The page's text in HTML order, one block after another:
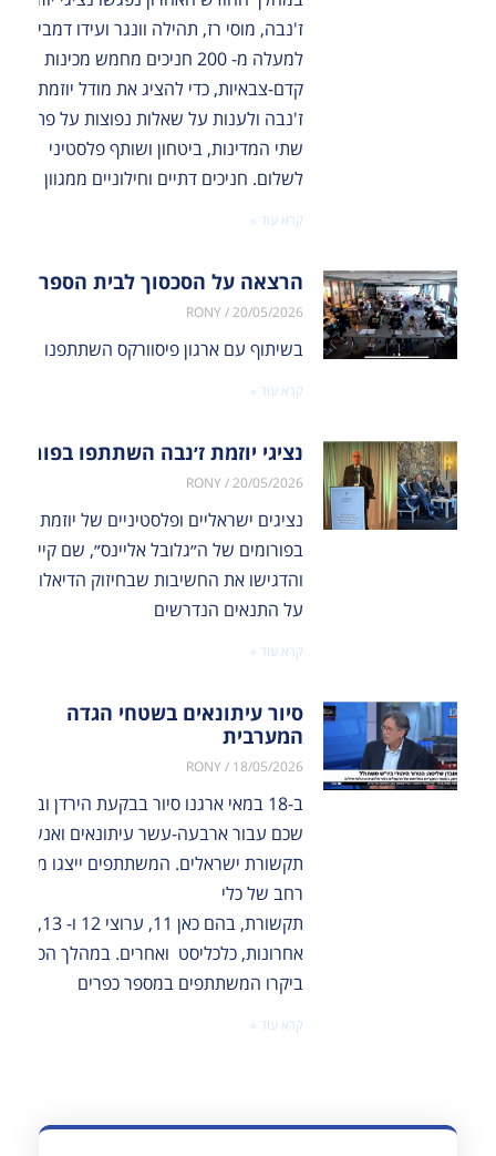
ז'נבה, מוסי רז, תהילה וונגר ועידו דמבין, עם
למעלה מ- 200 חניכים מחמש מכינות
קדם-צבאיות, כדי להציג את מודל יוזמת
ז'נבה ולענות על שאלות נפוצות על פתרון
שתי המדינות, ביטחון ושותף פלסטיני
לשלום. חניכים דתיים וחילוניים ממגוון
קרא עוד »
הרצאה על הסכסוך לבית הספר “טק
RONY 20/05/2026
בשיתוף עם ארגון פיסוורקס השתתפנו במפגש מקוון משותף, שחיבר בין פעילי שלום ישראלים ופלסטינים לבין 40 תלמידים מבית הספר טק ואלי
קרא עוד »
נציגי יוזמת ז׳נבה השתתפו
RONY 20/05/2026
נציגים ישראליים ופלסטיניים של יוזמת
בפורומים של ה״גלובל אליינס״, שם קיימו
והדגישו את החשיבות שבחיזוק הדיאלוג
על התנאים הנדרשים
קרא עוד »
סיור עיתונאים בשטחי הגדה
המערבית
RONY 18/05/2026
ב-18 במאי ארגנו סיור בבקעת הירדן ובאזור
שכם עבור ארבעה-עשר עיתונאים ואנשי
תקשורת ישראלים. המשתתפים ייצגו מגוון
רחב של כלי
תקשורת, בהם כאן 11, ערוצי 12 ו-
אחרונות, כלכליסט ואחרים. במהלך הסיור
ביקרו המשתתפים במספר כפרים
קרא עוד »